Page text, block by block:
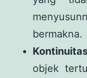
bermakna.
objek